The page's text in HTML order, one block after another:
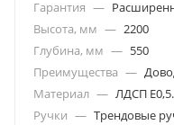
Гарантия —
Высота, мм — 2200
Глубина, мм — 550
Преимущества —
Материал — ЛДСП
Ручки — Трендовые